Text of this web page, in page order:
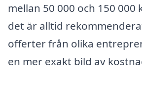
mellan 50 000 och 150 000
det är alltid
offerter från olika
en mer exakt bild av